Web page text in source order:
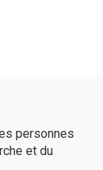
personnes
et du